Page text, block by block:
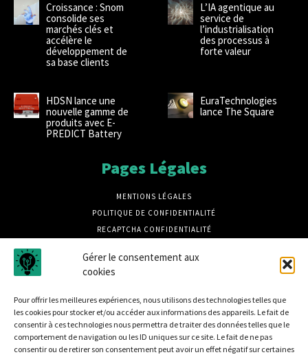
Gérer le consentement aux
cookies
Pour offrir les meilleures expériences, nous utilisons des technologies telles que
les cookies pour stocker et/ou accéder aux informations des appareils. Le fait de
consentir à ces technologies nous permettra de traiter des données telles que le
comportement de navigation ou les ID uniques sur ce site. Le fait de ne pas
consentir ou de retirer son consentement peut avoir un effet négatif sur certaines
Croissance : Snom
consolide ses
marchés clés et
accélère le
développement de
sa base clients
L’IA agentique au
service de
l’industrialisation
des processus à
forte valeur
HDSN lance une
nouvelle gamme de
produits avec E-
PREDICT Battery
EuraTechnologies
lance The Square
Pages Légales
MENTIONS LÉGALES
POLITIQUE DE CONFIDENTIALITÉ
RECAPTCHA CONFIDENTIALITÉ
CRÉDITS PHOTOS MAGNIFIC